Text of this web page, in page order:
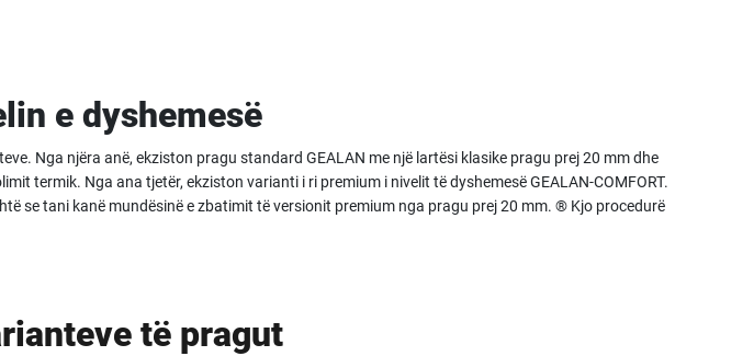
e dyshemesë
Nga njëra anë, ekziston pragu standard GEALAN me një lartësi klasike pragu prej 20 mm dhe
termik. Nga ana tjetër, ekziston varianti i ri premium i nivelit të dyshemesë GEALAN-COMFORT.
se tani kanë mundësinë e zbatimit të versionit premium nga pragu prej 20 mm. ® Kjo procedurë
të pragut